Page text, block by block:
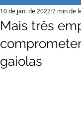
Mais três
gaiolas
10 de jan. de 2022 2 min de